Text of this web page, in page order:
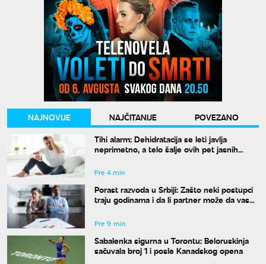
NAJNOVIJE NAJČITANIJE
POVEZANO
Tihi alarm: Dehidratacija se leti javlja
neprimetno, a telo šalje ovih pet jasnih
Pre 4 min
Porast razvoda u Srbiji: Zašto neki postupci
traju godinama i da li partner može da vas
Pre 9 min
Sabalenka sigurna u Torontu: Beloruskinja
sačuvala broj 1 i posle Kanadskog opena